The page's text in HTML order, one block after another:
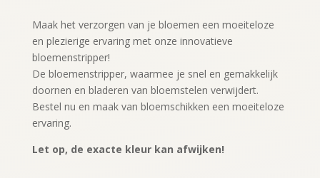
Maak het verzorgen van je bloemen een moeiteloze
en plezierige ervaring met onze innovatieve
bloemenstripper!
De bloemenstripper, waarmee je snel en gemakkelijk
doornen en bladeren van bloemstelen verwijdert.
Bestel nu en maak van bloemschikken een moeiteloze
ervaring.
Let op, de exacte kleur kan afwijken!